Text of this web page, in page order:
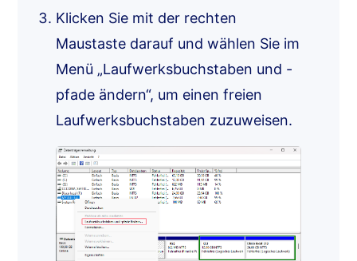
Klicken Sie mit der rechten
Maustaste darauf und wählen Sie im
Menü „Laufwerksbuchstaben und -
pfade ändern“, um einen freien
Laufwerksbuchstaben zuzuweisen.